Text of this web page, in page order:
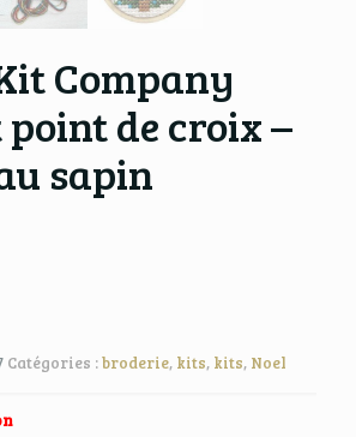
Company
de croix –
sapin
Catégories :broderie, kits, kits, Noel